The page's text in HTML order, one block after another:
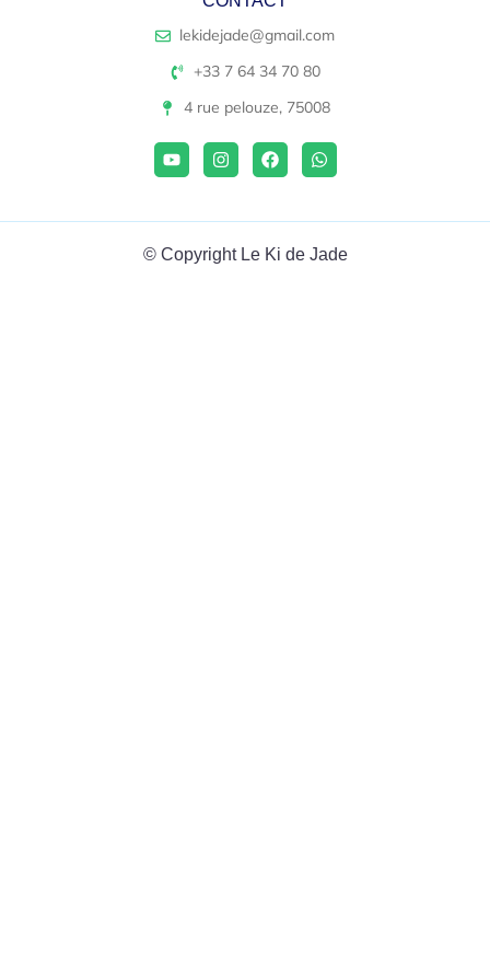
lekidejade@gmail.com
+33 7 64 34 70 80
4 rue pelouze, 75008
© Copyright Le Ki de Jade